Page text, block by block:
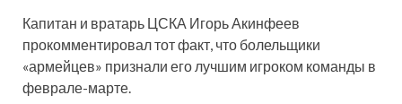
Капитан и вратарь ЦСКА Игорь Акинфеев
прокомментировал тот факт, что болельщики
«армейцев» признали его лучшим игроком команды в
феврале-марте.